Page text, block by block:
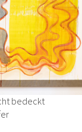
bedeckt